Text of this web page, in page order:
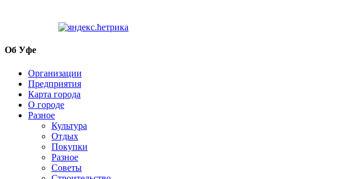
Об Уфе
Организации
Предприятия
Карта города
О городе
Разное
Культура
Отдых
Покупки
Разное
Советы